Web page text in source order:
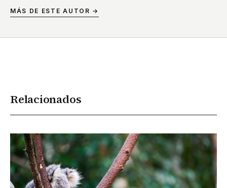
MÁS DE ESTE AUTOR →
Relacionados